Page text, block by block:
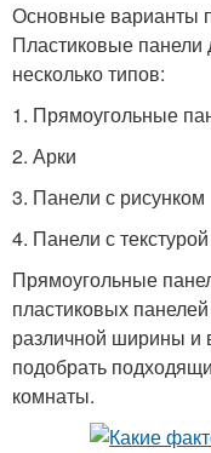
Основные варианты
Пластиковые
несколько типов:
1. Прямоугольные
2. Арки
3. Панели с рисунком
4. Панели с текстурой
Прямоугольные
пластиковых
различной ширины и
подобрать
комнаты.